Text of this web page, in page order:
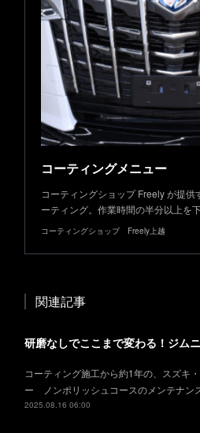
コーティングメニュー
コーティングショップ Freely が提供
ーティング。作業時間の半分以上を
コーティングショップ Freely上越
関連記事
コーティング施工から約1年の、スズキ
ー ノンポリッシュコースのメンテナン
2025.08.16 06:00